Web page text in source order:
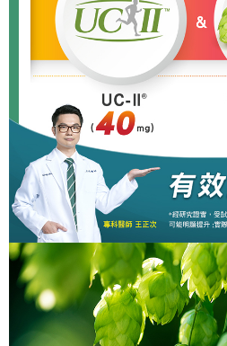
權轉讓予恩沛科技股份有限公司。
２．關於個人資料處理事宜，請瀏覽以下
https://aftee.tw/terms/#terms3
３．未成年的使用者請事先徵得法定代理
「AFTEE先享後付」，若未經同意申辦者
４．使用「AFTEE先享後付」時，將依據
時審查核予不同之上限額度；若仍有額度
請求用戶進行身份認證。
５．嚴禁一人註冊多個帳號或使用他人資
恩沛科技股份有限公司將有權停止該用戶